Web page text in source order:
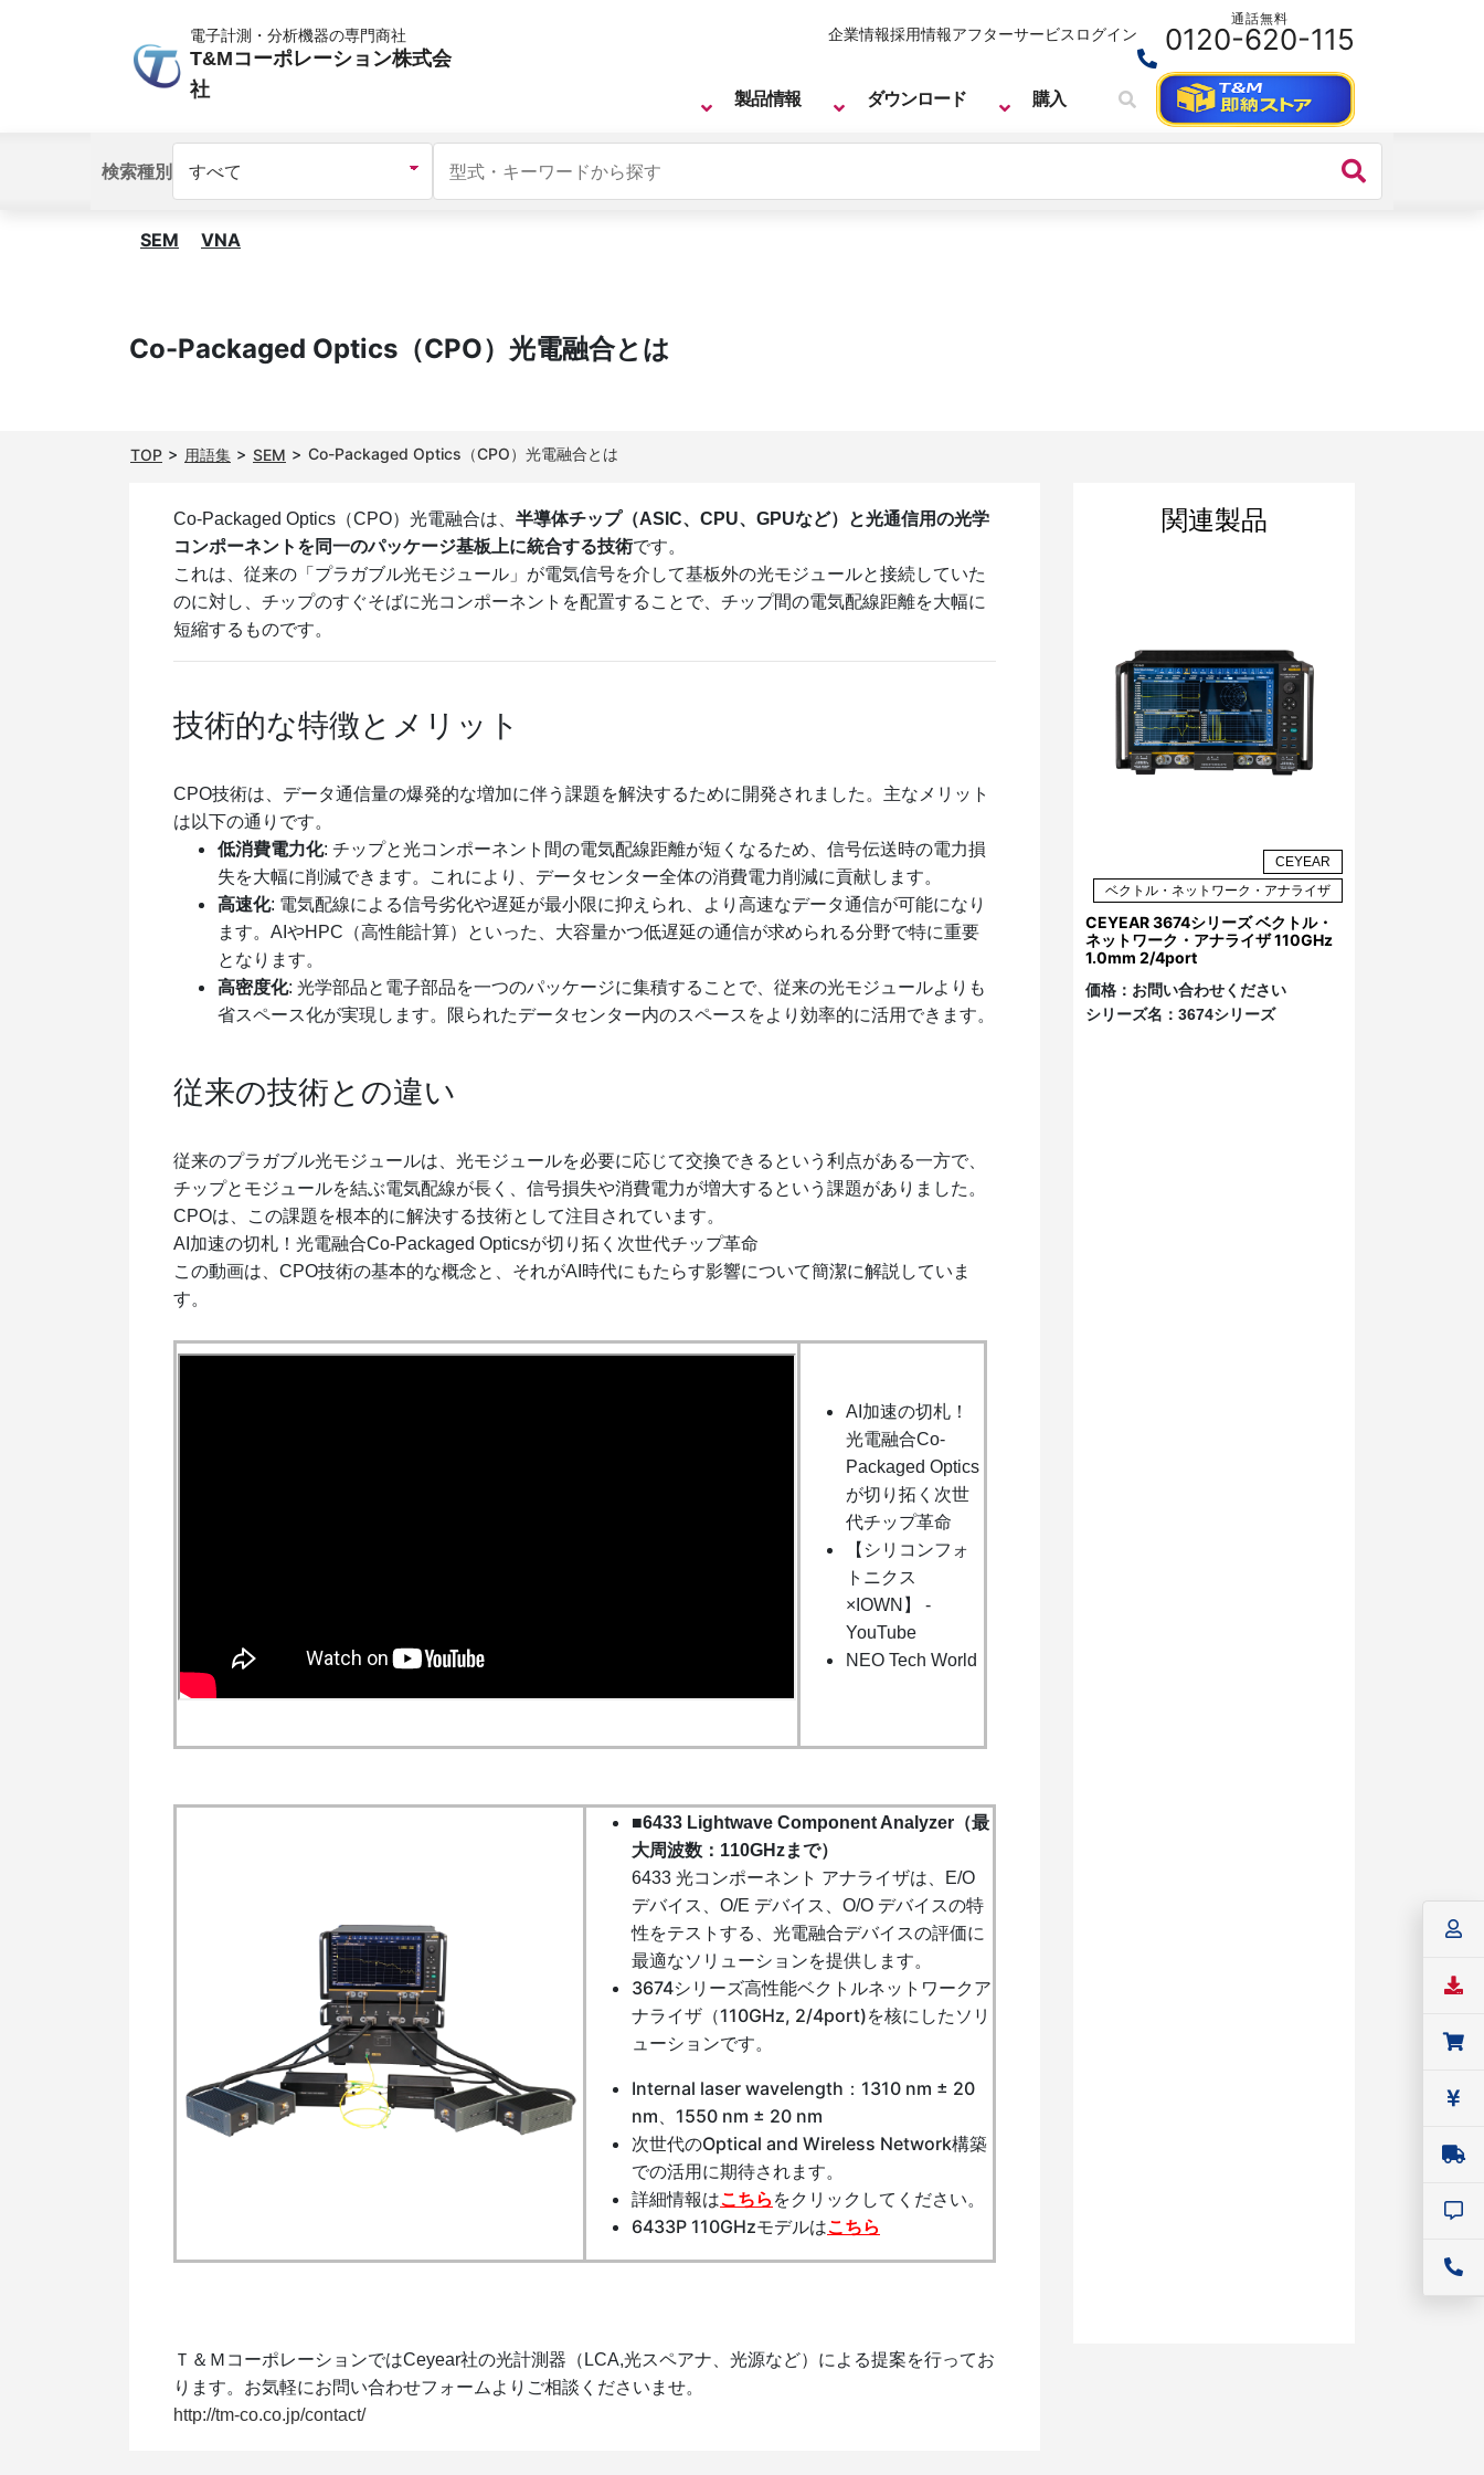
電子計測・分析機器の専門商社
T&Mコーポレーション株式会
社
製品情報 ダウンロード 購入
検索種別
企業情報採用情報アフターサービス ログイン
通話無料
0120-620-115
SEM VNA
Co-Packaged Optics（CPO）光電融合とは
TOP 用語集 SEM Co-Packaged Optics（CPO）光電融合とは
Co-Packaged Optics（CPO）光電融合は、 半導体チップ（ASIC、CPU、GPUなど）と光通信用の光学
コンポーネントを同一のパッケージ基板上に統合する技術です。
これは、従来の「プラガブル光モジュール」が電気信号を介して基板外の光モジュールと接続していた
のに対し、チップのすぐそばに光コンポーネントを配置することで、チップ間の電気配線距離を大幅に
短縮するものです。
技術的な特徴とメリット
CPO技術は、データ通信量の爆発的な増加に伴う課題を解決するために開発されました。主なメリット
は以下の通りです。
低消費電力化: チップと光コンポーネント間の電気配線距離が短くなるため、信号伝送時の電力損
失を大幅に削減できます。これにより、データセンター全体の消費電力削減に貢献します。
高速化: 電気配線による信号劣化や遅延が最小限に抑えられ、より高速なデータ通信が可能になり
ます。AIやHPC（高性能計算）といった、大容量かつ低遅延の通信が求められる分野で特に重要
となります。
高密度化: 光学部品と電子部品を一つのパッケージに集積することで、従来の光モジュールよりも
省スペース化が実現します。限られたデータセンター内のスペースをより効率的に活用できます。
従来の技術との違い
従来のプラガブル光モジュールは、光モジュールを必要に応じて交換できるという利点がある一方で、
チップとモジュールを結ぶ電気配線が長く、信号損失や消費電力が増大するという課題がありました。
CPOは、この課題を根本的に解決する技術として注目されています。
AI加速の切札！光電融合Co-Packaged Opticsが切り拓く次世代チップ革命
この動画は、CPO技術の基本的な概念と、それがAI時代にもたらす影響について簡潔に解説していま
す。
AI加速の切札！
光電融合Co-
Packaged Optics
が切り拓く次世
代チップ革命
【シリコンフォ
トニクス
×IOWN】 -
YouTube
NEO Tech World
■6433 Lightwave Component Analyzer（最
大周波数：110GHzまで）
6433 光コンポーネント アナライザは、E/O
デバイス、O/E デバイス、O/O デバイスの特
性をテストする、光電融合デバイスの評価に
最適なソリューションを提供します。
3674シリーズ高性能ベクトルネットワークア
ナライザ （110GHz, 2/4port)を核にしたソリ
ューションです。
Internal laser wavelength：1310 nm ± 20
nm、1550 nm ± 20 nm
次世代のOptical and Wireless Network構築
での活用に期待されます。
詳細情報はこちら をクリックしてください。
6433P 110GHzモデルはこちら
Ｔ＆ＭコーポレーションではCeyear社の光計測器（LCA,光スペアナ、光源など）による提案を行ってお
ります。お気軽にお問い合わせフォームよりご相談くださいませ。
http://tm-co.co.jp/contact/
関連製品
CEYEAR
ベクトル・ネットワーク・アナライザ
CEYEAR 3674シリーズ ベクトル・
ネットワーク・アナライザ 110GHz
1.0mm 2/4port
価格： お問い合わせください
シリーズ名： 3674シリーズ